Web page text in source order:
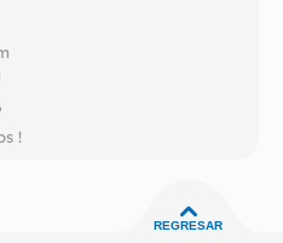
!
REGRESAR